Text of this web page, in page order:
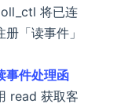
将已连
「读事件」
事件处理函
read 获取客